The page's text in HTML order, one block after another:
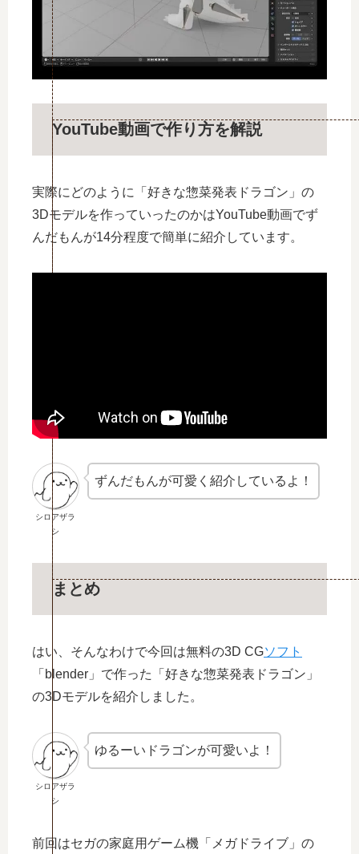
YouTube動画で作り方を解説
実際にどのように「好きな惣菜発表ドラゴン」の
3Dモデルを作っていったのかはYouTube動画でず
んだもんが14分程度で簡単に紹介しています。
シロアザラ
シ
ずんだもんが可愛く紹介しているよ！
まとめ
はい、そんなわけで今回は無料の3D CGソフト
「blender」で作った「好きな惣菜発表ドラゴン」
の3Dモデルを紹介しました。
シロアザラ
シ
ゆるーいドラゴンが可愛いよ！
前回はセガの家庭用ゲーム機「メガドライブ」の